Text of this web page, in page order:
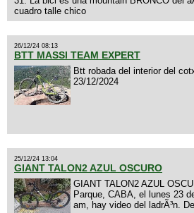
cuadro talle chico
26/12/24 08:13
BTT MASSI TEAM EXPERT
Btt robada del interior del
23/12/2024
25/12/24 13:04
GIANT TALON2 AZUL OSCURO
GIANT TALON2 AZUL
Parque, CABA, el lunes 23
am, hay video del ladrÃ³n.